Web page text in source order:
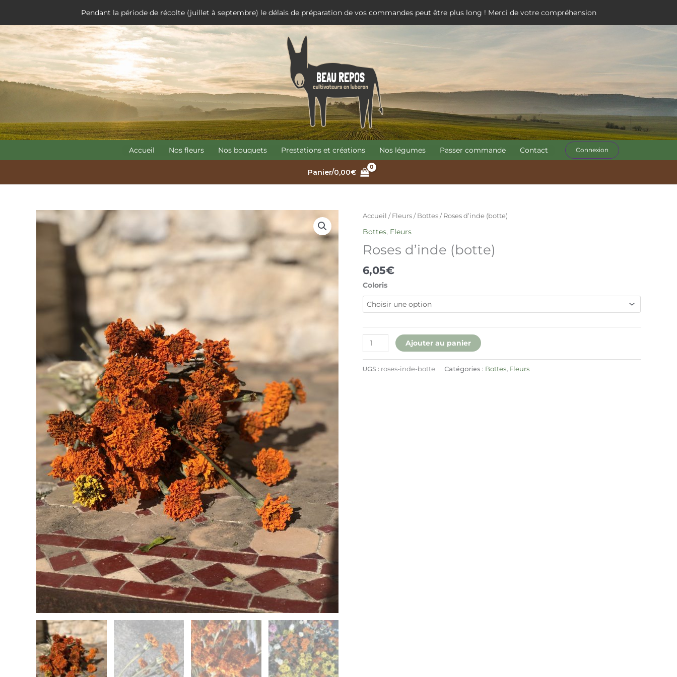
Pendant la période de récolte (juillet à septembre) le délais de préparation de vos commandes peut être plus long ! Merci de votre compréhension
contenu
Accueil Nos fleurs Nos bouquets Prestations et créations Nos légumes Passer commande Contact Connexion
Panier/0,00€
Accueil / Fleurs / Bottes / Roses d’inde (botte)
Bottes, Fleurs
Roses d’inde (botte)
6,05€
Coloris
quantité
d’inde
Ajouter au panier
UGS : roses-inde-botte Catégories : Bottes, Fleurs
Close
this
module
PSST !
VOUS ÊTES UN
PROFESSIONNEL ?
Laissez-nous vite votre e-mail pour
obtenir votre code de réduction !
Entrer votre adresse e-mail
Recevez votre code